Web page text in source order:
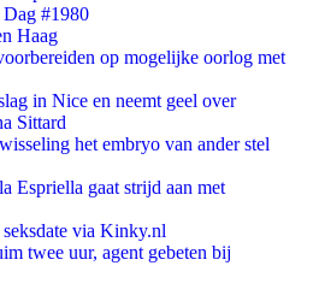
Dag #1980
Haag
op mogelijke oorlog met
in Nice en neemt geel over
Sittard
het embryo van ander stel
Espriella gaat strijd aan met
via Kinky.nl
twee uur, agent gebeten bij